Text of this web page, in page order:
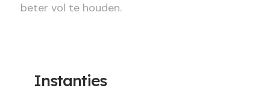
beter vol te houden.
Instanties